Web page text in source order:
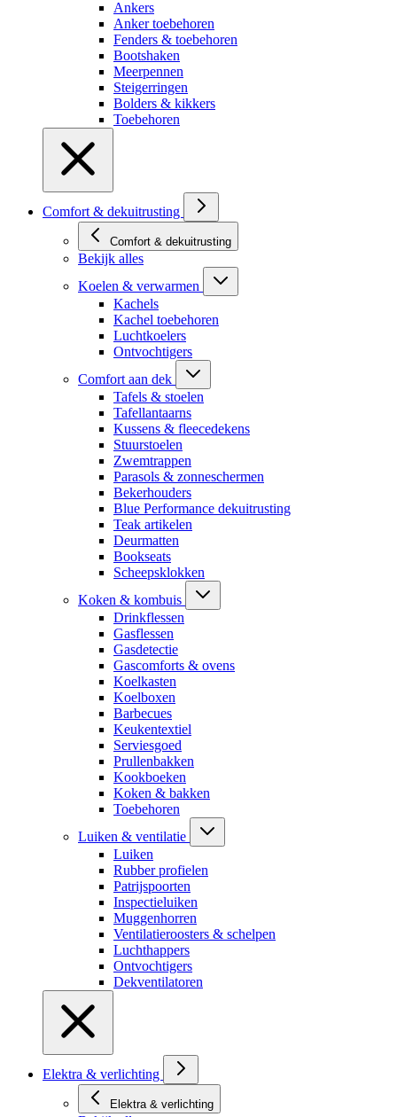
Ankers
Anker toebehoren
Fenders & toebehoren
Bootshaken
Meerpennen
Steigerringen
Bolders & kikkers
Toebehoren
Comfort & dekuitrusting
Comfort & dekuitrusting
Bekijk alles
Koelen & verwarmen
Kachels
Kachel toebehoren
Luchtkoelers
Ontvochtigers
Comfort aan dek
Tafels & stoelen
Tafellantaarns
Kussens & fleecedekens
Stuurstoelen
Zwemtrappen
Parasols & zonneschermen
Bekerhouders
Blue Performance dekuitrusting
Teak artikelen
Deurmatten
Bookseats
Scheepsklokken
Koken & kombuis
Drinkflessen
Gasflessen
Gasdetectie
Gascomforts & ovens
Koelkasten
Koelboxen
Barbecues
Keukentextiel
Serviesgoed
Prullenbakken
Kookboeken
Koken & bakken
Toebehoren
Luiken & ventilatie
Luiken
Rubber profielen
Patrijspoorten
Inspectieluiken
Muggenhorren
Ventilatieroosters & schelpen
Luchthappers
Ontvochtigers
Dekventilatoren
Elektra & verlichting
Elektra & verlichting